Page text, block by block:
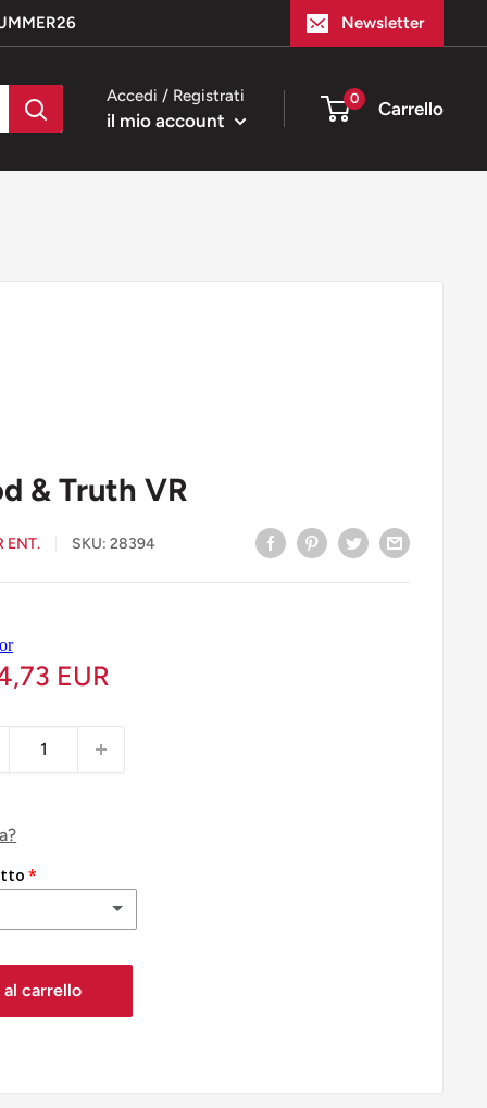
Newsletter
Accedi / Registrati
il mio account
0 Carrello
& Truth VR
ENT. SKU:28394
EUR
carrello